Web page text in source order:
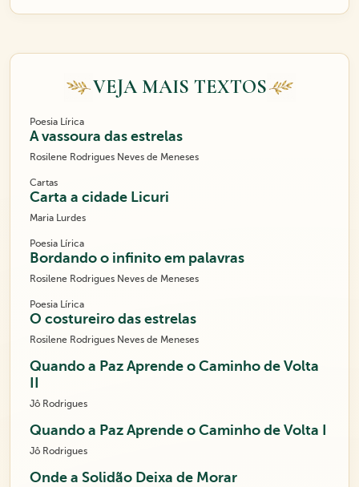
VEJA MAIS TEXTOS
Poesia Lírica
A vassoura das estrelas
Rosilene Rodrigues Neves de Meneses
Cartas
Carta a cidade Licuri
Maria Lurdes
Poesia Lírica
Bordando o infinito em palavras
Rosilene Rodrigues Neves de Meneses
Poesia Lírica
O costureiro das estrelas
Rosilene Rodrigues Neves de Meneses
Quando a Paz Aprende o Caminho de Volta
Jô Rodrigues
Quando a Paz Aprende o Caminho de Volta I
Jô Rodrigues
Onde a Solidão Deixa de Morar